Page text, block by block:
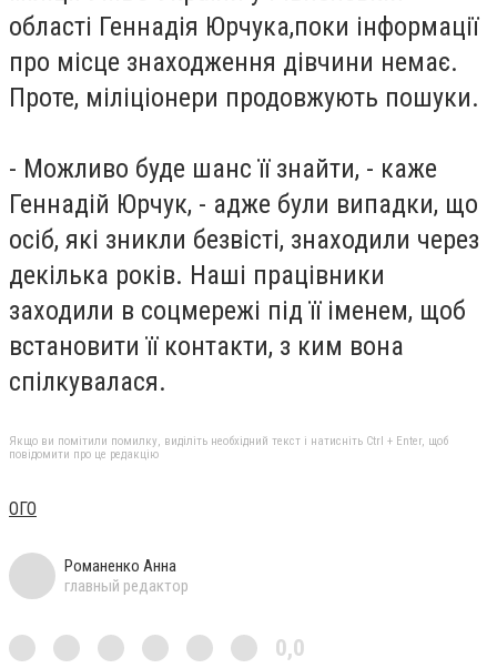
області Геннадія Юрчука,поки інформації
про місце знаходження дівчини немає.
Проте, міліціонери продовжують пошуки.
- Можливо буде шанс її знайти, - каже
Геннадій Юрчук, - адже були випадки, що
осіб, які зникли безвісті, знаходили через
декілька років. Наші працівники
заходили в соцмережі під її іменем, щоб
встановити її контакти, з ким вона
спілкувалася.
Якщо ви помітили помилку, виділіть необхідний текст і натисніть Ctrl + Enter, щоб
повідомити про це редакцію
ОГО
Романенко Анна
главный редактор
0,0